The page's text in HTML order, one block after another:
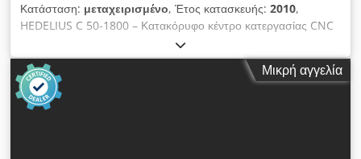
Κατάσταση: μεταχειρισμένο, Έτος κατασκευής: 2010,
HEDELIUS C 50-1800 – Κατακόρυφο κέντρο κατεργασίας CNC
– Έτος κατασκευής 2010 – HEIDENHAIN iTNC530 Προς
πώληση ένα υψηλής ποιότητας κατακόρυφο κέντρο
κατεργασίας CNC HEDELIUS C 50-1800, γερμανικής
κατασκευής. Το μηχάνημα είναι ιδανικό για την κατασκευή
εργαλείων και καλουπιών, τη γενική μηχανολογία, καθώς και
Μικρή αγγελία